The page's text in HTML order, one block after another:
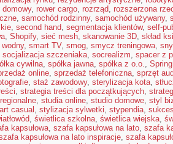
domowy, rower cargo, rozrząd, rozszerzona
, samochód rodzinny, samochód używany,
, second hand, segmentacja klientów, self-
, Shopify, sieć mesh, skanowanie 3D, skład
, smart TV, smog, smycz treningowa,
socjalizacja szczeniaka, socrealizm, spacer z
cywilna, spółka jawna, spółka z o.o.,
online, sprzedaż telefoniczna, sprzęt
, staż zawodowy, sterylizacja kota,
, strategia treści dla początkujących,
, studia online, studio domowe, styl
casual , stylizacja sylwetki, stypendia,
, świetlica szkolna, świetlica wiejska,
kapsułowa, szafa kapsułowa na lato, szafa
kapsułowa na lato inspiracje, szafa